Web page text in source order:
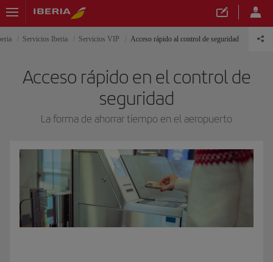
Servicios Iberia Servicios VIP Acceso rápido al control de seguridad
Acceso rápido en el control de
seguridad
La forma de ahorrar tiempo en el aeropuerto